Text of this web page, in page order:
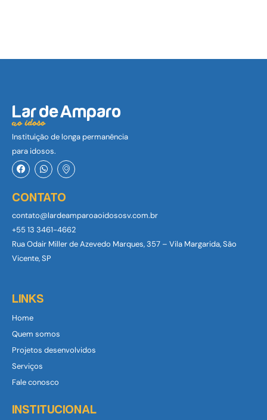
Lar de Amparo
ao idoso
Instituição de longa permanência
para idosos.
F
a
c
e
b
o
k
W
h
a
t
s
p
p
I
c
o
-
a
p
-
m
CONTATO
contato@lardeamparoaoidososv.com.br
+55 13 3461-4662
Rua Odair Miller de Azevedo Marques, 357 – Vila Margarida, São
Vicente, SP
LINKS
Home
Quem somos
Projetos desenvolvidos
Serviços
Fale conosco
INSTITUCIONAL